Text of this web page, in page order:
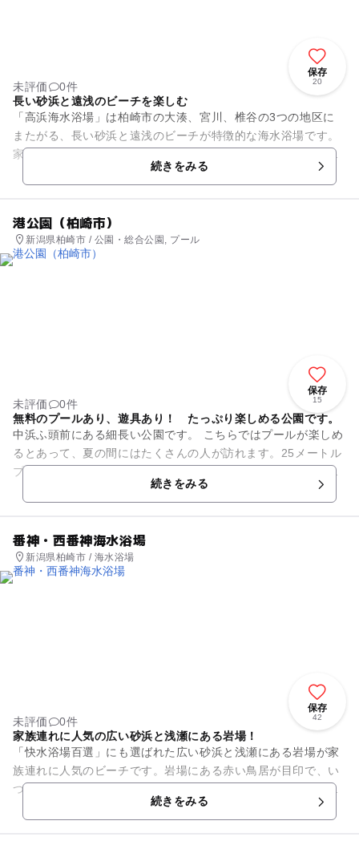
保存
20
未評価
0件
長い砂浜と遠浅のビーチを楽しむ
「高浜海水浴場」は柏崎市の大湊、宮川、椎谷の3つの地区に
またがる、長い砂浜と遠浅のビーチが特徴的な海水浴場です。
家族連れで楽しむ方は宮川、椎谷地区に多く、サーフィンやボ
続きをみる
港公園（柏崎市）
新潟県柏崎市 / 公園・総合公園, プール
保存
15
未評価
0件
無料のプールあり、遊具あり！ たっぷり楽しめる公園です。
中浜ふ頭前にある細長い公園です。 こちらではプールが楽しめ
るとあって、夏の間にはたくさんの人が訪れます。25メートル
プールと幼児プールがあるので、小さな子どもから中高生まで
続きをみる
番神・西番神海水浴場
新潟県柏崎市 / 海水浴場
保存
42
未評価
0件
家族連れに人気の広い砂浜と浅瀬にある岩場！
「快水浴場百選」にも選ばれた広い砂浜と浅瀬にある岩場が家
族連れに人気のビーチです。岩場にある赤い鳥居が目印で、い
つも子ども達のはしゃぐ声が絶えません。隣接している東側の
輪海水浴場をあわせると、約...続きをみる